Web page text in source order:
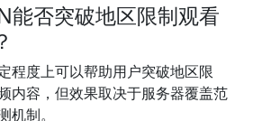
能否突破地区限制观看
程度上可以帮助用户突破地区限
内容，但效果取决于服务器覆盖范
机制。